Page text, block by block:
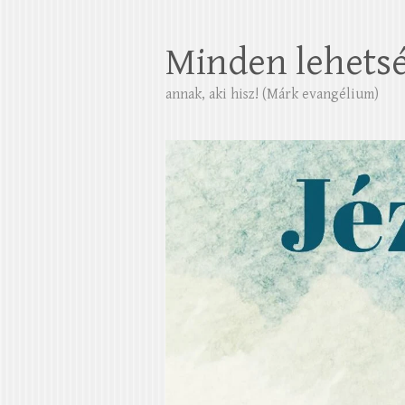
Minden
annak, aki hisz! (Márk evangélium)